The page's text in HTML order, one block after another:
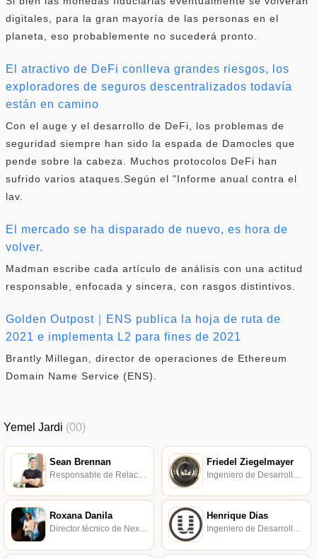
digitales, para la gran mayoría de las personas en el
planeta, eso probablemente no sucederá pronto.
El atractivo de DeFi conlleva grandes riesgos, los
exploradores de seguros descentralizados todavía
están en camino
Con el auge y el desarrollo de DeFi, los problemas de
seguridad siempre han sido la espada de Damocles que
pende sobre la cabeza. Muchos protocolos DeFi han
sufrido varios ataques.Según el "Informe anual contra el
lav.
El mercado se ha disparado de nuevo, es hora de
volver.
Madman escribe cada artículo de análisis con una actitud
responsable, enfocada y sincera, con rasgos distintivos.
Golden Outpost｜ENS publica la hoja de ruta de
2021 e implementa L2 para fines de 2021
Brantly Millegan, director de operaciones de Ethereum
Domain Name Service (ENS).
Yemel Jardi (00)
Sean Brennan
Responsable de Relaciones con Desarrolladores, Infura y Consensys.
Friedel Ziegelmayer
Roxana Danila
Director técnico de Nexus Mutual.
Henrique Dias
Ingeniero de Desarrollo de Software en Protocol Labs.